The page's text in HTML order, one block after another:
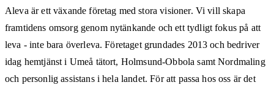
Aleva är ett växande företag med stora visioner. Vi vill skapa
framtidens omsorg genom nytänkande och ett tydligt fokus på att
leva - inte bara överleva. Företaget grundades 2013 och bedriver
idag hemtjänst i Umeå tätort, Holmsund-Obbola samt Nordmaling
och personlig assistans i hela landet. För att passa hos oss är det